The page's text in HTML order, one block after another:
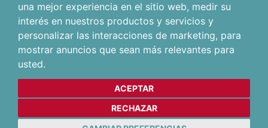
una mejor experiencia en el sitio web, medir su
interés en nuestros productos y servicios y
personalizar las interacciones de marketing, para
mostrar anuncios que sean más relevantes para
usted.
ACEPTAR
RECHAZAR